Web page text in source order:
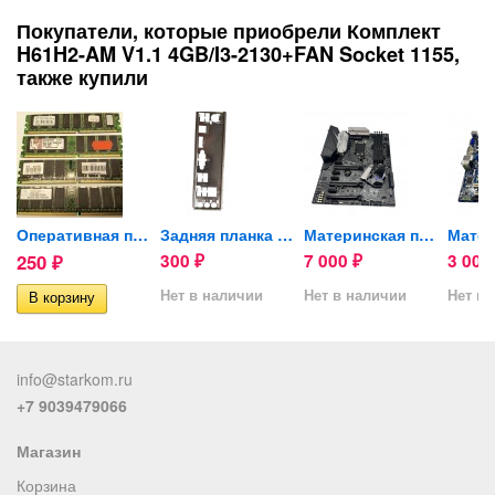
Покупатели, которые приобрели Комплект
H61H2-AM V1.1 4GB/I3-2130+FAN Socket 1155,
также купили
Оперативная память DDR1...
250 ₽
Задняя планка для...
300 ₽
Нет в наличии
Материнская плата ASUS ROG...
7 000 ₽
Нет в наличии
3 000
Нет в
info@starkom.ru
+7 9039479066
Магазин
Корзина